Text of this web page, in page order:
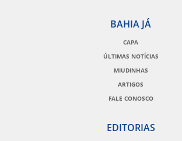
BAHIA JÁ
CAPA
ÚLTIMAS NOTÍCIAS
MIUDINHAS
ARTIGOS
FALE CONOSCO
EDITORIAS